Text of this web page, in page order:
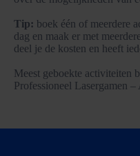
Tip: boek één of meerdere
dag en maak er met
deel je de kosten en heeft
Meest geboekte activiteiten
Professioneel Lasergamen